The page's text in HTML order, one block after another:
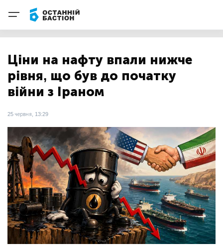
Ціни на нафту впали нижче
рівня, що був до початку
війни з Іраном
25 червня, 13:29